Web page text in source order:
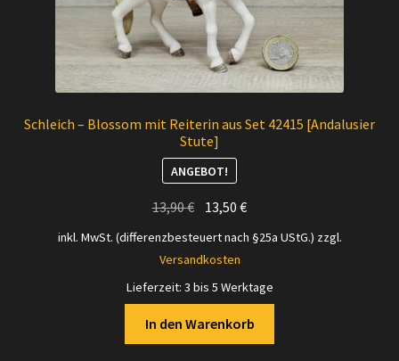
Schleich – Blossom mit Reiterin aus Set 42415 [Andalusier
Stute]
ANGEBOT!
13,90€ Ursprünglicher
war:
13,50€Aktueller
inkl. MwSt. (differenzbesteuert nach §25a UStG.) zzgl.
Versandkosten
Lieferzeit: 3 bis 5 Werktage
In den Warenkorb